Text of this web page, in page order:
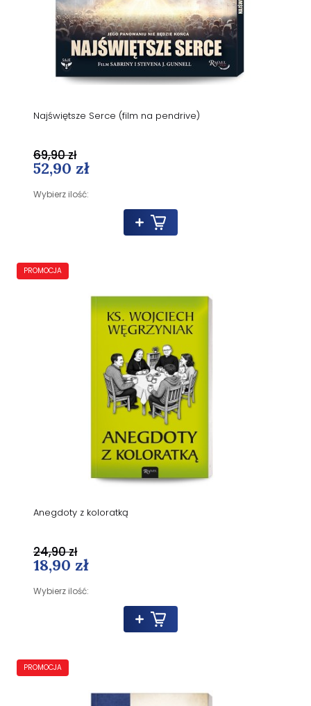
Najświętsze Serce (film na pendrive)
52,90 zł
Wybierz ilość:
69,90 zł
Anegdoty z koloratką
18,90 zł
Wybierz ilość:
24,90 zł
PROMOCJA
PROMOCJA